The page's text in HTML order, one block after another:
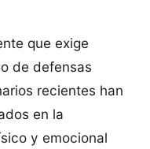
que exige
de defensas
recientes han
en la
y emocional